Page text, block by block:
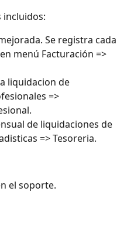
incluidos:
Se registra cada
menú Facturación =>
liquidacion de
=>
de liquidaciones de
=> Tesoreria.
el soporte.